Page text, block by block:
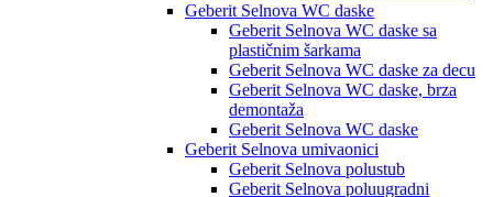
Geberit Selnova WC daske
Geberit Selnova WC daske sa
plastičnim šarkama
Geberit Selnova WC daske za decu
Geberit Selnova WC daske, brza
demontaža
Geberit Selnova WC daske
Geberit Selnova umivaonici
Geberit Selnova polustub
Geberit Selnova poluugradni